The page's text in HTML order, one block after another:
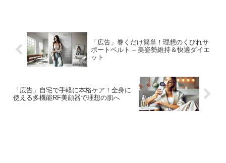
「広告」巻くだけ簡単！理想のくびれサ
ポートベルト – 美姿勢維持＆快適ダイエ
ット
「広告」自宅で手軽に本格ケア！全身に
使える多機能RF美顔器で理想の肌へ